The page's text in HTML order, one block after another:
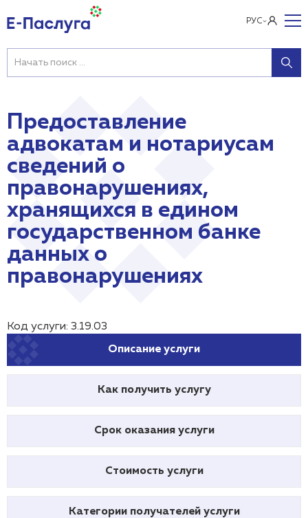
РУС
Предоставление
адвокатам и нотариусам
сведений о
правонарушениях,
хранящихся в едином
государственном банке
данных о
правонарушениях
Код услуги: 3.19.03
Описание услуги
Как получить услугу
Срок оказания услуги
Стоимость услуги
Категории получателей услуги